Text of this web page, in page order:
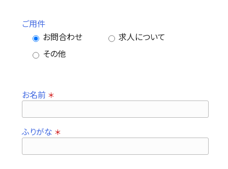
ご用件
お問合わせ
求人について
その他
お名前 ＊
ふりがな ＊